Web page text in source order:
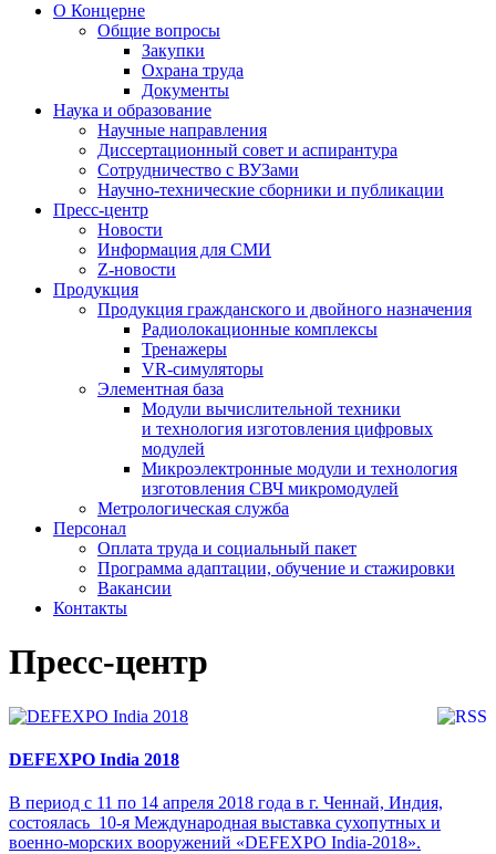
О Концерне
Общие вопросы
Закупки
Охрана труда
Документы
Наука и образование
Научные направления
Диссертационный совет и аспирантура
Сотрудничество с ВУЗами
Научно-технические сборники и публикации
Пресс-центр
Новости
Информация для СМИ
Z-новости
Продукция
Продукция гражданского и двойного назначения
Радиолокационные комплексы
Тренажеры
VR-симуляторы
Элементная база
Модули вычислительной техники
и технология изготовления цифровых
модулей
Микроэлектронные модули и технология
изготовления СВЧ микромодулей
Метрологическая служба
Персонал
Оплата труда и социальный пакет
Программа адаптации, обучение и стажировки
Вакансии
Контакты
Пресс-центр
DEFEXPO India 2018
В период с 11 по 14 апреля 2018 года в г. Ченнай, Индия,
состоялась 10-я Международная выставка сухопутных и
военно-морских вооружений «DEFEXPO India-2018».